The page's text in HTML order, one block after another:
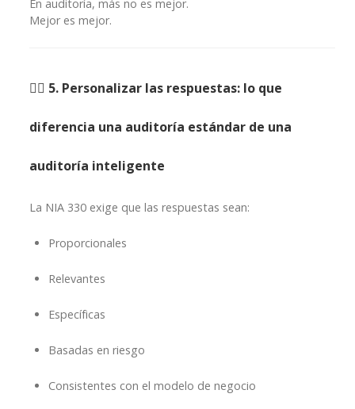
En auditoría, más no es mejor.
Mejor es mejor.
🕵️‍♂️ 5. Personalizar las respuestas: lo que
diferencia una auditoría estándar de una
auditoría inteligente
La NIA 330 exige que las respuestas sean:
Proporcionales
Relevantes
Específicas
Basadas en riesgo
Consistentes con el modelo de negocio